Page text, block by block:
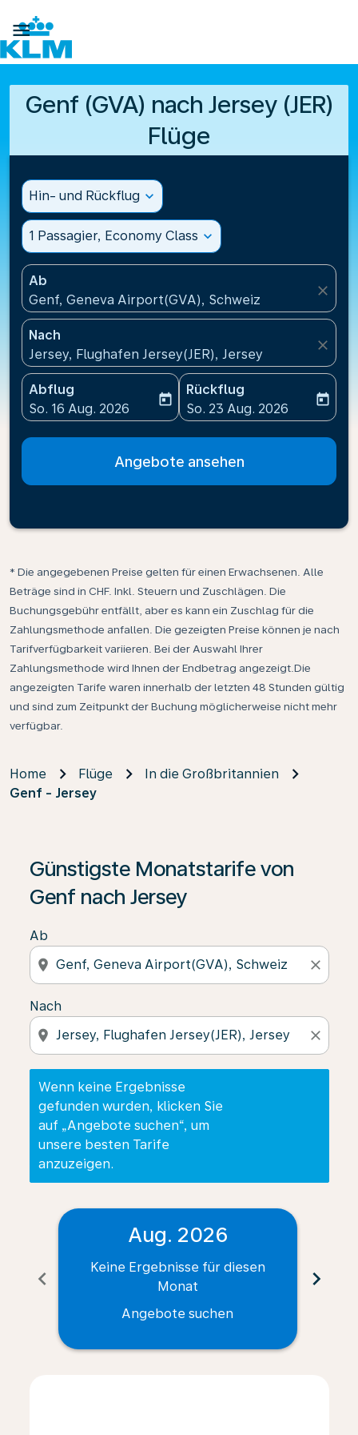

Genf (GVA) nach Jersey (JER)
Flüge
Hin- und Rückflug expand_more
1 Passagier, Economy Class expand_more
Ab
Genf, Geneva Airport(GVA), Schweiz
close
Nach
Jersey, Flughafen Jersey(JER), Jersey
close
Abflug
fc-booking-departure-date-aria-label
So. 16 Aug. 2026
today
Rückflug
fc-booking-return-date-
So. 23 Aug. 2026
today
Angebote ansehen
* Die angegebenen Preise gelten für einen Erwachsenen. Alle
Beträge sind in CHF. Inkl. Steuern und Zuschlägen. Die
Buchungsgebühr entfällt, aber es kann ein Zuschlag für die
Zahlungsmethode anfallen. Die gezeigten Preise können je nach
Tarifverfügbarkeit variieren. Bei der Auswahl Ihrer
Zahlungsmethode wird Ihnen der Endbetrag angezeigt.Die
angezeigten Tarife waren innerhalb der letzten 48 Stunden gültig
und sind zum Zeitpunkt der Buchung möglicherweise nicht mehr
verfügbar.
Home Flüge
In die Großbritannien
Genf - Jersey
Günstigste Monatstarife von
Genf nach Jersey
Ab
location_on close
Nach
location_on close
Wenn keine Ergebnisse
gefunden wurden, klicken Sie
auf „Angebote suchen“, um
unsere besten Tarife
anzuzeigen.
Wenn keine Ergebnisse gefunden wurden, klicken
chevron_left
Aug. 2026
Keine Ergebnisse für diesen
Monat
Angebote suchen
chevron_right